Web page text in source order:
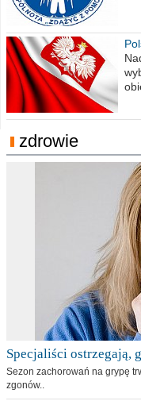
zdrowie
Specjaliści ostrzegają,
Sezon zachorowań na grypę
zgonów..